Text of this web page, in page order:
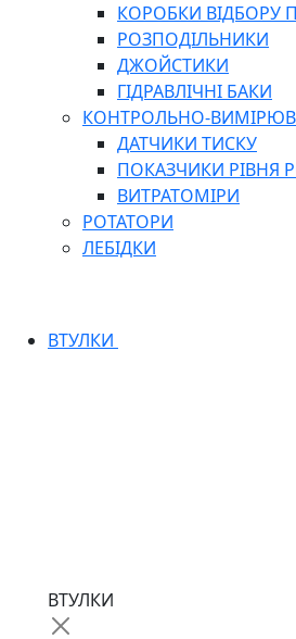
КОРОБКИ ВІДБОРУ
РОЗПОДІЛЬНИКИ
ДЖОЙСТИКИ
ГІДРАВЛІЧНІ БАКИ
КОНТРОЛЬНО-
ДАТЧИКИ ТИСКУ
ПОКАЗЧИКИ РІВНЯ
ВИТРАТОМІРИ
РОТАТОРИ
ЛЕБІДКИ
ВТУЛКИ
ВТУЛКИ